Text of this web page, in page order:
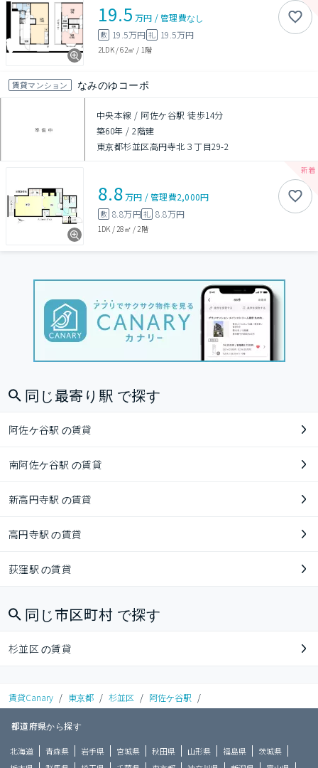
19.5 万円 /管理費なし
敷 19.5万円 礼 19.5万円
2LDK/62㎡ / 1階
賃貸マンション なみのゆコーポ
中央本線 / 阿佐ケ谷駅 徒歩14分
築60年 /2階建
東京都杉並区高円寺北３丁目29-2
8.8万円 /管理費2,000円
敷 8.8万円礼 8.8万円
1DK / 28㎡ / 2階
同じ最寄り駅 で探す
阿佐ケ谷駅 の賃貸
南阿佐ケ谷駅 の賃貸
新高円寺駅 の賃貸
高円寺駅 の賃貸
荻窪駅 の賃貸
同じ市区町村 で探す
杉並区 の賃貸
賃貸Canary / 東京都 / 杉並区 / 阿佐ケ谷駅 /
都道府県から探す
北海道 青森県 岩手県 宮城県 秋田県 山形県 福島県
茨城県